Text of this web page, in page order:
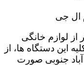
ال جی
از لوازم خانگی
این دستگاه ها، از
جنوبی صورت